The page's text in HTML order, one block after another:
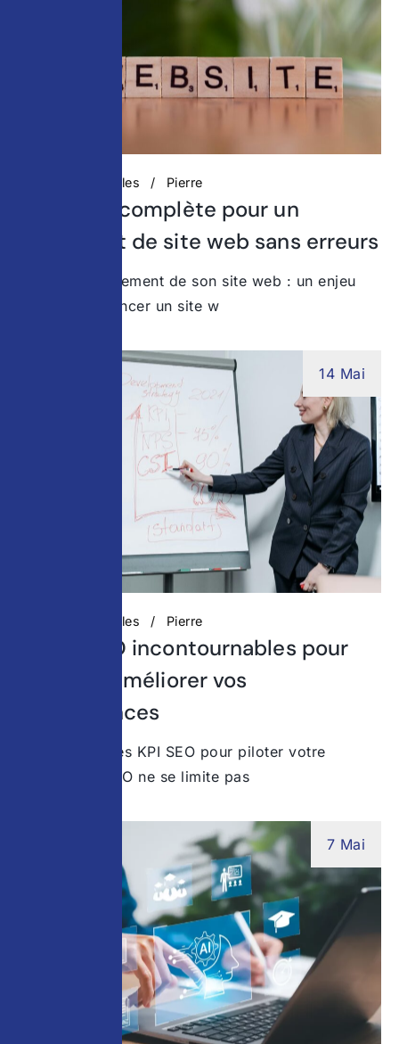
Actualités digitales Pierre
Checklist complète pour un
lancement de site web sans erreurs
Réussir le lancement de son site web : un enjeu
stratégique Lancer un site w
14 Mai
Actualités digitales Pierre
5 KPIs SEO incontournables pour
suivre et améliorer vos
performances
Comprendre les KPI SEO pour piloter votre
visibilité Le SEO ne se limite pas
7 Mai